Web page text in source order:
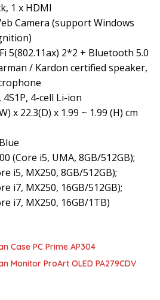
1 x HDMI
Camera (support Windows
5(802.11ax) 2*2 + Bluetooth 5.0
/ Kardon certified speaker,
4-cell Li-ion
x 22.3(D) x 1.99 ~ 1.99 (H) cm
(Core i5, UMA, 8GB/512GB);
i5, MX250, 8GB/512GB);
i7, MX250, 16GB/512GB);
i7, MX250, 16GB/1TB)
Case PC Prime AP304
Monitor ProArt OLED PA279CDV